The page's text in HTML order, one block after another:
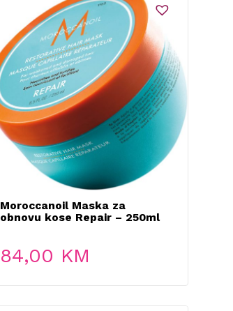
Moroccanoil Maska za
obnovu kose Repair – 250ml
84,00 KM